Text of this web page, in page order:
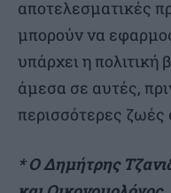
αποτελεσματικές
μπορούν να
υπάρχει η
άμεσα σε αυτές,
περισσότερες ζωές
* Ο Δημήτρης